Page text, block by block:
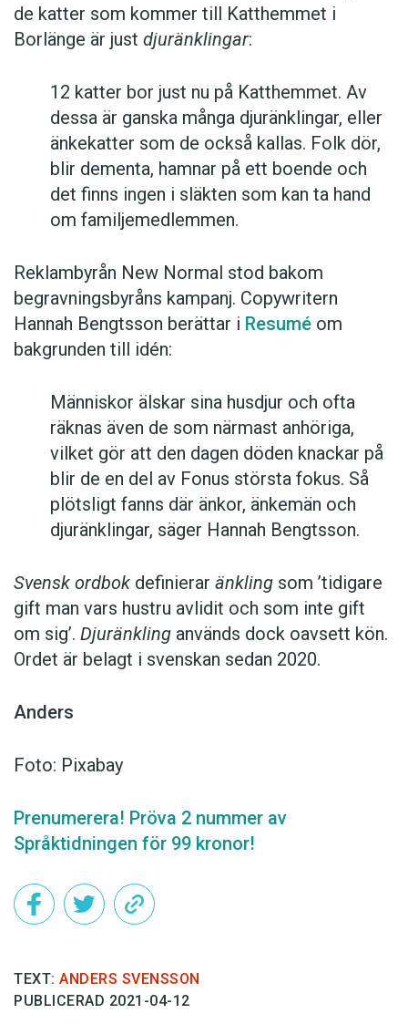
de katter som kommer till Katthemmet i
Borlänge är just djuränklingar:
12 katter bor just nu på Katthemmet. Av
dessa är ganska många djuränklingar, eller
änkekatter som de också kallas. Folk dör,
blir dementa, hamnar på ett boende och
det finns ingen i släkten som kan ta hand
om familjemedlemmen.
Reklambyrån New Normal stod bakom
begravningsbyråns kampanj. Copywritern
Hannah Bengtsson berättar i Resumé om
bakgrunden till idén:
Människor älskar sina husdjur och ofta
räknas även de som närmast anhöriga,
vilket gör att den dagen döden knackar på
blir de en del av Fonus största fokus. Så
plötsligt fanns där änkor, änkemän och
djuränklingar, säger Hannah Bengtsson.
Svensk ordbok definierar änkling som ’tidigare
gift man vars hustru av­lidit och som inte gift
om sig’. Djuränkling används dock oavsett kön.
Ordet är belagt i svenskan sedan 2020.
Anders
Foto: Pixabay
Prenumerera! Pröva 2 nummer av
Språktidningen för 99 kronor!
TEXT: ANDERS SVENSSON
PUBLICERAD 2021-04-12